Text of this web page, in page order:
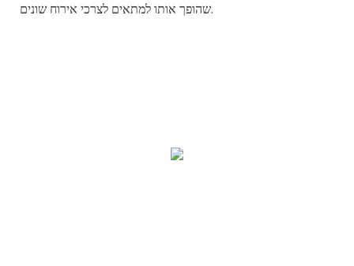
שהופך אותו למתאים לצרכי אירוח שונים.